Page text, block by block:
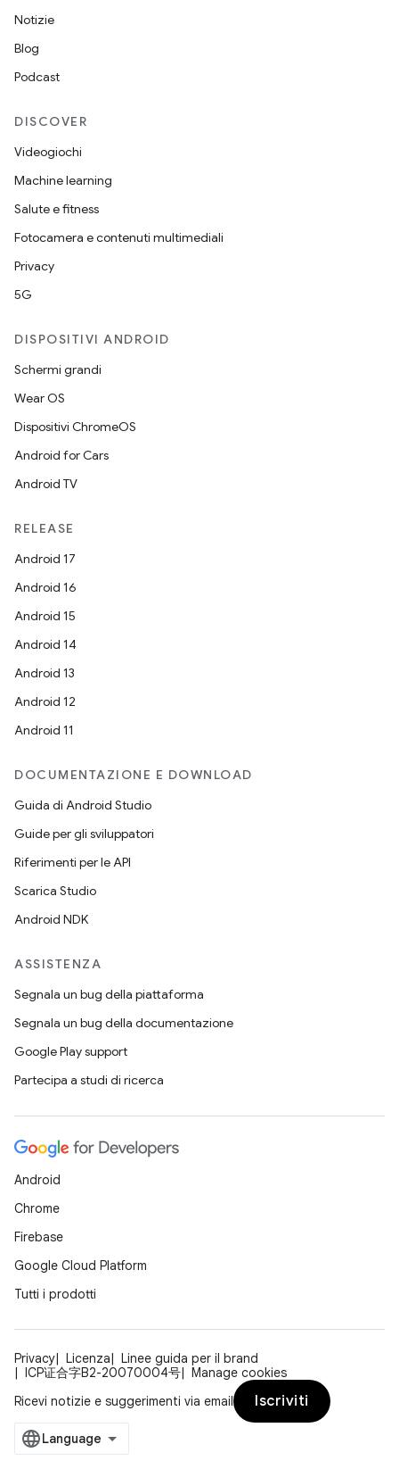
Notizie
Blog
Podcast
DISCOVER
Videogiochi
Machine learning
Salute e fitness
Fotocamera e contenuti multimediali
Privacy
5G
DISPOSITIVI ANDROID
Schermi grandi
Wear OS
Dispositivi ChromeOS
Android for Cars
Android TV
RELEASE
Android 17
Android 16
Android 15
Android 14
Android 13
Android 12
Android 11
DOCUMENTAZIONE E DOWNLOAD
Guida di Android Studio
Guide per gli sviluppatori
Riferimenti per le API
Scarica Studio
Android NDK
ASSISTENZA
Segnala un bug della piattaforma
Segnala un bug della documentazione
Google Play support
Partecipa a studi di ricerca
Android
Chrome
Firebase
Google Cloud Platform
Tutti i prodotti
Privacy Licenza
Linee guida per il brand
ICP证合字B2-20070004号
Manage cookies
Ricevi notizie e suggerimenti via email
Iscriviti